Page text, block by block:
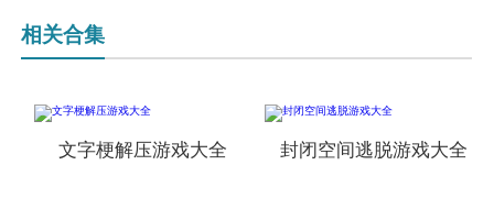
相关合集
文字梗解压游戏大全 封闭空间逃脱游戏大全